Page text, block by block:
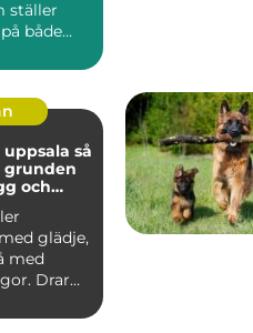
ställer
både
så
grunden
och
glädje,
med
Drar